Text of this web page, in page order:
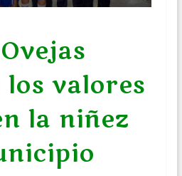
valores
la niñez